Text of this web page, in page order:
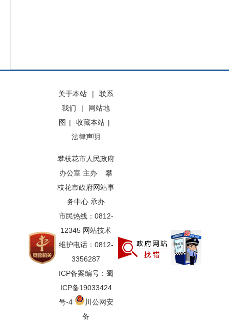
关于本站 |
联系
我们
|
网站地
图 | 收藏本站 |
法律声明
攀枝花市人民政府
办公室 主办 攀
枝花市政府网站事
务中心 承办
市民热线：0812-
12345 网站技术
维护电话：0812-
3356287
ICP备案编号：蜀
ICP备19033424
号-4
川公网安
备